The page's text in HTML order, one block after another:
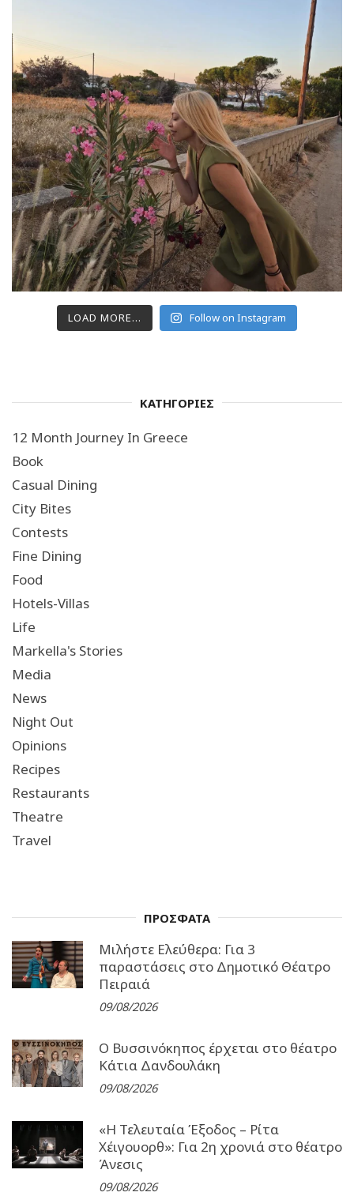
LOAD MORE... Follow on Instagram
ΚΑΤΗΓΟΡΙΕΣ
12 Month Journey In Greece
Book
Casual Dining
City Bites
Contests
Fine Dining
Food
Hotels-Villas
Life
Markella's Stories
Media
News
Night Out
Opinions
Recipes
Restaurants
Theatre
Travel
ΠΡΟΣΦΑΤΑ
Μιλήστε Ελεύθερα: Για 3
παραστάσεις στο Δημοτικό Θέατρο
Πειραιά
09/08/2026
Ο Βυσσινόκηπος έρχεται στο θέατρο
Κάτια Δανδουλάκη
09/08/2026
«Η Τελευταία Έξοδος – Ρίτα
Χέιγουορθ»: Για 2η χρονιά στο θέατρο
Άνεσις
09/08/2026